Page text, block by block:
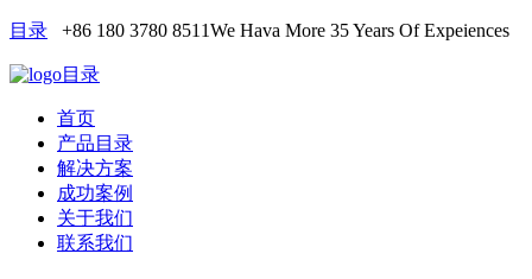
目录 +86 180 3780 8511We Hava More 35 Years Of Expeiences
目录
首页
产品目录
解决方案
成功案例
关于我们
联系我们